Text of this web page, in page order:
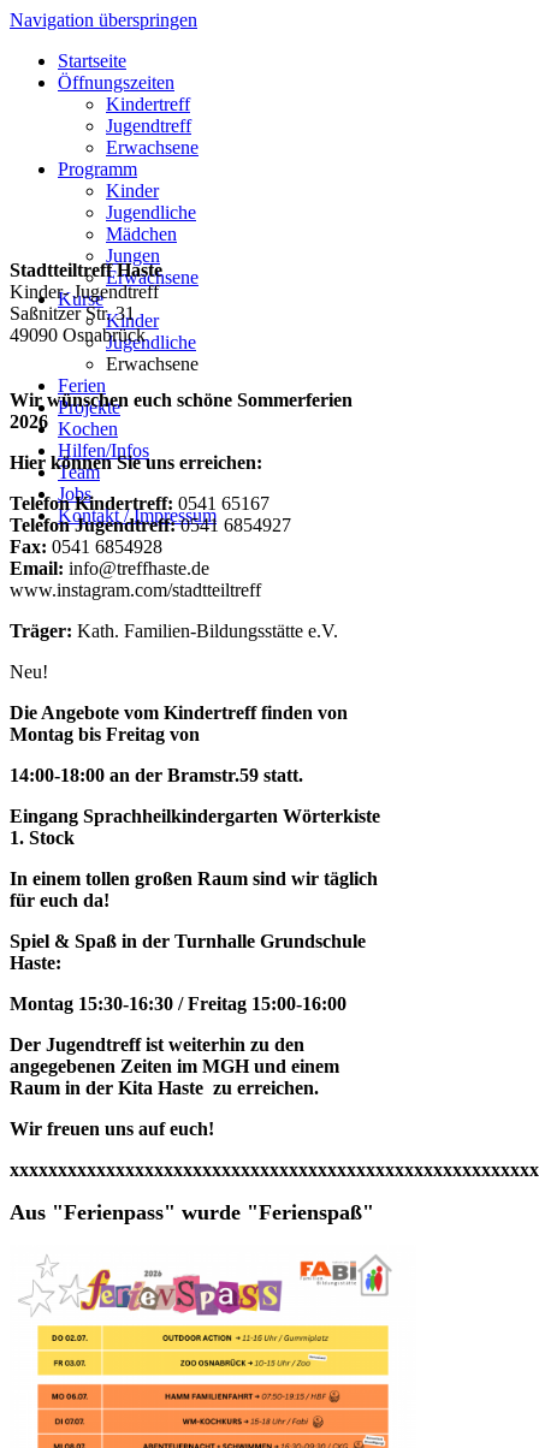
Navigation überspringen
Startseite
Öffnungszeiten
Kindertreff
Jugendtreff
Erwachsene
Programm
Kinder
Jugendliche
Mädchen
Jungen
Erwachsene
Kurse
Kinder
Jugendliche
Erwachsene
Ferien
Projekte
Kochen
Hilfen/Infos
Team
Jobs
Kontakt / Impressum
Stadtteiltreff Haste
Kinder- Jugendtreff
Saßnitzer Str. 31
49090 Osnabrück
Wir wünschen euch schöne Sommerferien
2026
Hier können Sie uns erreichen:
Telefon Kindertreff: 0541 65167
Telefon Jugendtreff:0541 6854927
Fax: 0541 6854928
Email: info@treffhaste.de
www.instagram.com/stadtteiltreff
Träger: Kath. Familien-Bildungsstätte e.V.
Neu!
Die Angebote vom Kindertreff finden von
Montag bis Freitag von
14:00-18:00 an der Bramstr.59 statt.
Eingang Sprachheilkindergarten Wörterkiste
1. Stock
In einem tollen großen Raum sind wir täglich
für euch da!
Spiel & Spaß in der Turnhalle Grundschule
Haste:
Montag 15:30-16:30 / Freitag 15:00-16:00
Der Jugendtreff ist weiterhin zu den
angegebenen Zeiten im MGH und einem
Raum in der Kita Haste zu erreichen.
Wir freuen uns auf euch!
Aus "Ferienpass" wurde "Ferienspaß"